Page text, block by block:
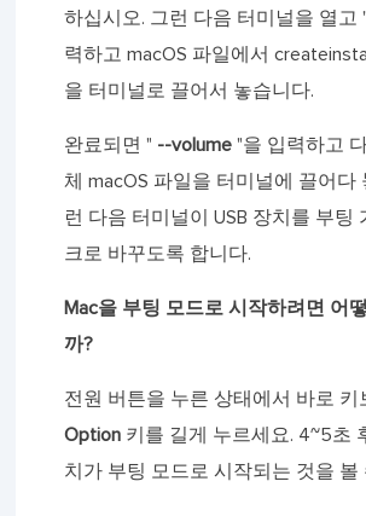
하십시오. 그런 다음 터미널을 열고
력하고 macOS 파일에서
을 터미널로 끌어서 놓습니다.
완료되면 " --volume "을 입력하고
체 macOS 파일을 터미널에 끌어다
런 다음 터미널이 USB 장치를 부팅
크로 바꾸도록 합니다.
Mac을 부팅 모드로 시작하려면 어
까?
전원 버튼을 누른 상태에서 바로 키
Option 키를 길게 누르세요. 4~5초
치가 부팅 모드로 시작되는 것을 볼